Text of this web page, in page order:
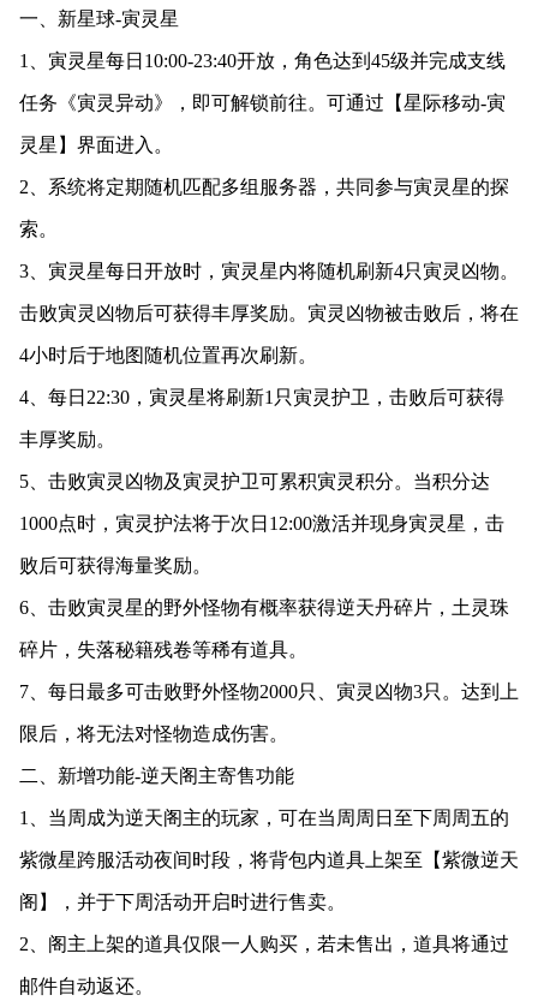
一、新星球-寅灵星
1、寅灵星每日10:00-23:40开放，角色达到45级并完成支线
任务《寅灵异动》，即可解锁前往。可通过【星际移动-寅
灵星】界面进入。
2、系统将定期随机匹配多组服务器，共同参与寅灵星的探
索。
3、寅灵星每日开放时，寅灵星内将随机刷新4只寅灵凶物。
击败寅灵凶物后可获得丰厚奖励。寅灵凶物被击败后，将在
4小时后于地图随机位置再次刷新。
4、每日22:30，寅灵星将刷新1只寅灵护卫，击败后可获得
丰厚奖励。
5、击败寅灵凶物及寅灵护卫可累积寅灵积分。当积分达
1000点时，寅灵护法将于次日12:00激活并现身寅灵星，击
败后可获得海量奖励。
6、击败寅灵星的野外怪物有概率获得逆天丹碎片，土灵珠
碎片，失落秘籍残卷等稀有道具。
7、每日最多可击败野外怪物2000只、寅灵凶物3只。达到上
限后，将无法对怪物造成伤害。
二、新增功能-逆天阁主寄售功能
1、当周成为逆天阁主的玩家，可在当周周日至下周周五的
紫微星跨服活动夜间时段，将背包内道具上架至【紫微逆天
阁】，并于下周活动开启时进行售卖。
2、阁主上架的道具仅限一人购买，若未售出，道具将通过
邮件自动返还。